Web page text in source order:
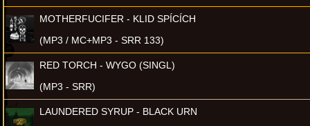
MOTHERFUCIFER - KLID SPÍCÍCH
(MP3 / MC+MP3 - SRR 133)
RED TORCH - WYGO (SINGL)
(MP3 - SRR)
LAUNDERED SYRUP - BLACK URN